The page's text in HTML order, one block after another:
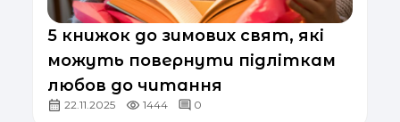
5 книжок до зимових свят, які
можуть повернути підліткам
любов до читання
22.11.2025 1444 0